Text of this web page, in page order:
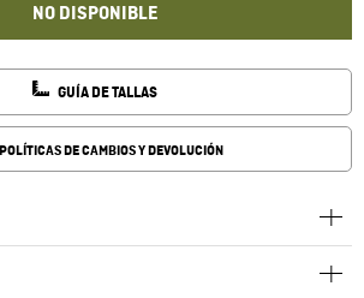
NO DISPONIBLE
GUÍA DE TALLAS
POLÍTICAS DE CAMBIOS Y DEVOLUCIÓN